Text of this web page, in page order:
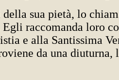
sua pietà, lo
Egli raccomanda loro
e alla Santissima
da una diuturna,